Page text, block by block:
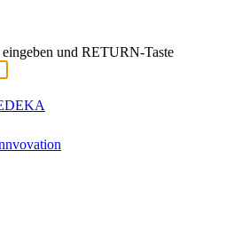
und RETURN-Taste